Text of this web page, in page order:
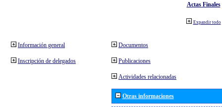
Actas Finales
Expandir todo
Información general
Inscripción de delegados
Documentos
Publicaciones
Actividades relacionadas
Otras informaciones